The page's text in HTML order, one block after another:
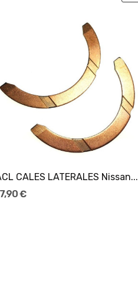
CALES LATERALES Nissan...
€